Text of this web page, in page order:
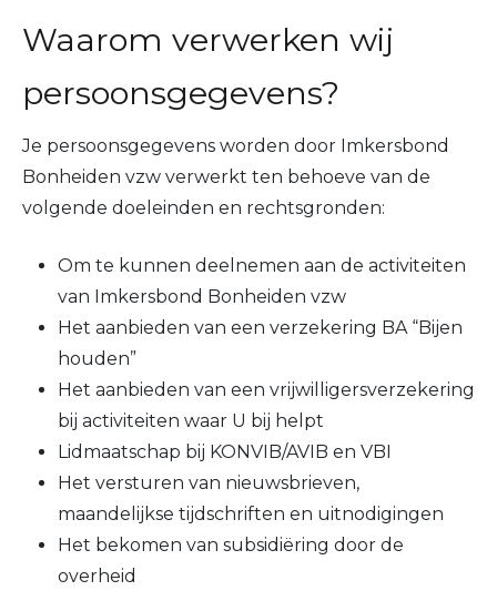
Waarom verwerken wij
persoonsgegevens?
Je persoonsgegevens worden door Imkersbond
Bonheiden vzw verwerkt ten behoeve van de
volgende doeleinden en rechtsgronden:
Om te kunnen deelnemen aan de activiteiten
van Imkersbond Bonheiden vzw
Het aanbieden van een verzekering BA “Bijen
houden”
Het aanbieden van een vrijwilligersverzekering
bij activiteiten waar U bij helpt
Lidmaatschap bij KONVIB/AVIB en VBI
Het versturen van nieuwsbrieven,
maandelijkse tijdschriften en uitnodigingen
Het bekomen van subsidiëring door de
overheid